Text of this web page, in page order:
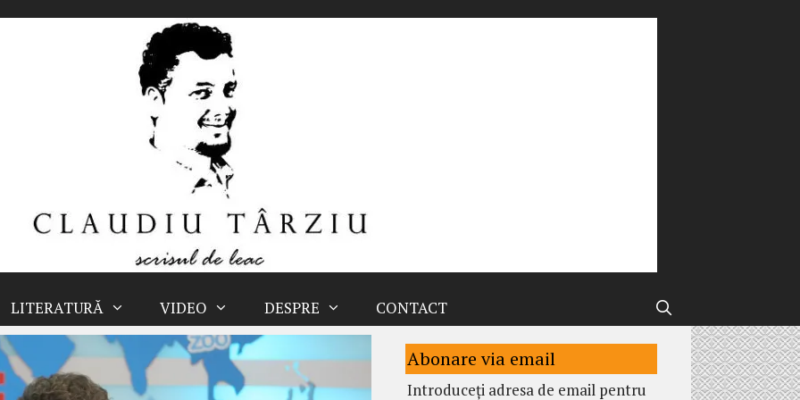
LITERATURĂ VIDEO DESPRE CONTACT
Abonare via email
Introduceți adresa de email pentru